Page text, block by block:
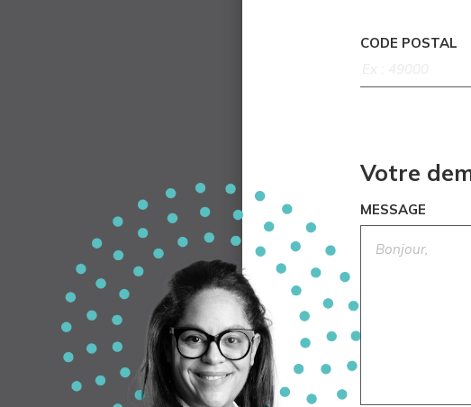
CODE POSTAL
Votre
MESSAGE